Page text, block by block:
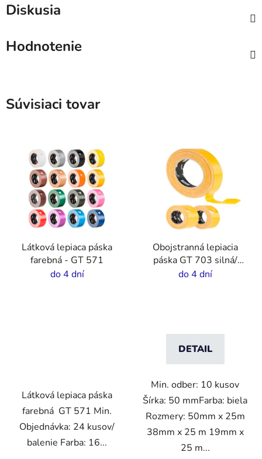
Diskusia
Hodnotenie
Súvisiaci tovar
Látková lepiaca páska
farebná - GT 571
do 4 dní
Látková lepiaca páska
farebná GT 571 Min.
Objednávka: 24 kusov/
balenie Farba: 16...
Obojstranná lepiacia
páska GT 703 silná/
tenká
do 4 dní
DETAIL
Min. odber: 10 kusov
Šírka: 50 mmFarba: biela
Rozmery: 50mm x 25m
38mm x 25 m 19mm x
25 m...